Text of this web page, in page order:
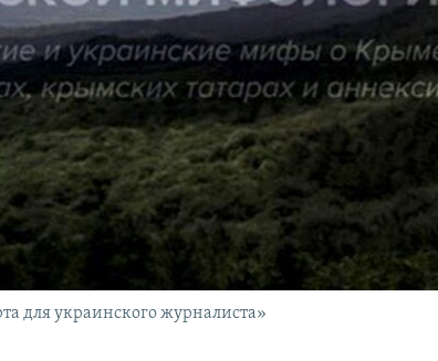
для украинского журналиста»